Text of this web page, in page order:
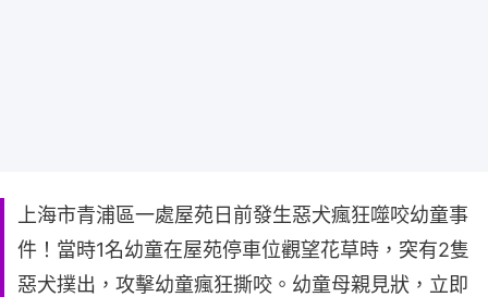
上海市青浦區一處屋苑日前發生惡犬瘋狂噬咬幼童事
件！當時1名幼童在屋苑停車位觀望花草時，突有2隻
惡犬撲出，攻擊幼童瘋狂撕咬。幼童母親見狀，立即